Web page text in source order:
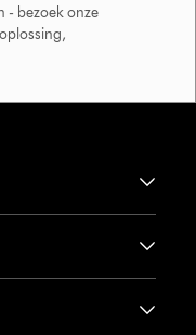
- bezoek onze